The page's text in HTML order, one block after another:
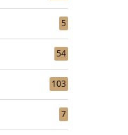
5
54
103
7